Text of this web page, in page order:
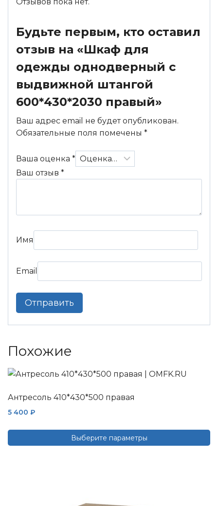
Будьте первым, кто оставил
отзыв на «Шкаф для
одежды однодверный с
выдвижной штангой
600*430*2030 правый»
Ваш адрес email не будет опубликован.
Обязательные поля помечены *
Ваша оценка *
Ваш отзыв *
Имя
Email
Похожие
Антресоль 410*430*500 правая
5 400 ₽
Выберите параметры